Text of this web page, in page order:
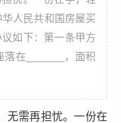
人民共和国房屋买
如下：第一条甲方
在_______，面积
无需再担忧。一份在